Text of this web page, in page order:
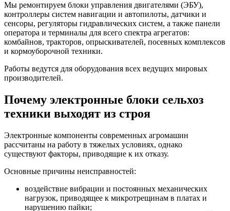
Мы ремонтируем блоки управления двигателями (ЭБУ),
контроллеры систем навигации и автопилоты, датчики и
сенсоры, регуляторы гидравлических систем, а также панели
оператора и терминалы для всего спектра агрегатов:
комбайнов, тракторов, опрыскивателей, посевных комплексов
и кормоуборочной техники.
Работы ведутся для оборудования всех ведущих мировых
производителей.
Почему электронные блоки сельхоз
техники выходят из строя
Электронные компоненты современных агромашин
рассчитаны на работу в тяжелых условиях, однако
существуют факторы, приводящие к их отказу.
Основные причины неисправностей:
воздействие вибрации и постоянных механических
нагрузок, приводящее к микротрещинам в платах и
нарушению пайки;